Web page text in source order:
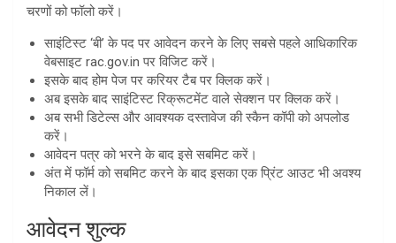
चरणों को फॉलो करें।
साइंटिस्ट ‘बी’ के पद पर आवेदन करने के लिए सबसे पहले आधिकारिक
वेबसाइट rac.gov.in पर विजिट करें।
इसके बाद होम पेज पर करियर टैब पर क्लिक करें।
अब इसके बाद साइंटिस्ट रिक्रूटमेंट वाले सेक्शन पर क्लिक करें।
अब सभी डिटेल्स और आवश्यक दस्तावेज की स्कैन कॉपी को अपलोड
करें।
आवेदन पत्र को भरने के बाद इसे सबमिट करें।
अंत में फॉर्म को सबमिट करने के बाद इसका एक प्रिंट आउट भी अवश्य
निकाल लें।
आवेदन शुल्क